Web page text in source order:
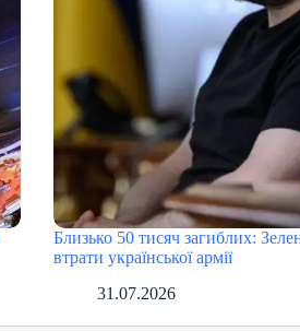
Близько 50 тисяч загиблих:
втрати української армії
31.07.2026